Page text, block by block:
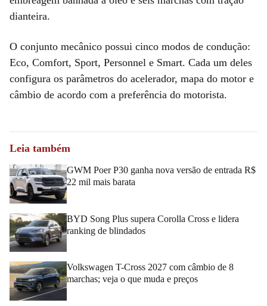
dianteira.
O conjunto mecânico possui cinco modos de condução:
Eco, Comfort, Sport, Personnel e Smart. Cada um deles
configura os parâmetros do acelerador, mapa do motor e
câmbio de acordo com a preferência do motorista.
Leia também
GWM Poer P30 ganha nova versão de entrada R$
22 mil mais barata
BYD Song Plus supera Corolla Cross e lidera
ranking de blindados
Volkswagen T-Cross 2027 com câmbio de 8
marchas; veja o que muda e preços